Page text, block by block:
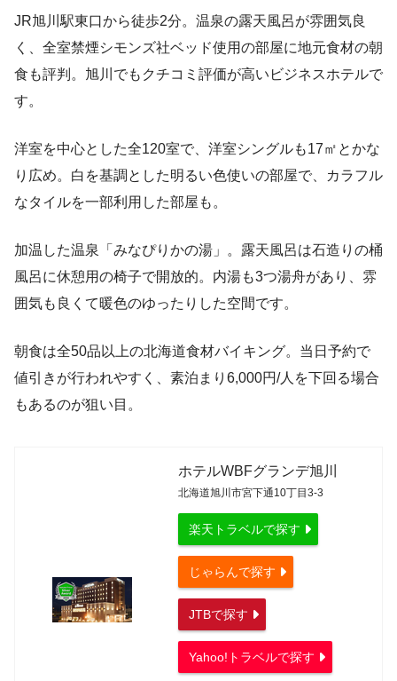
JR旭川駅東口から徒歩2分。温泉の露天風呂が雰囲気良
く、全室禁煙シモンズ社ベッド使用の部屋に地元食材の朝
食も評判。旭川でもクチコミ評価が高いビジネスホテルで
す。
洋室を中心とした全120室で、洋室シングルも17㎡とかな
り広め。白を基調とした明るい色使いの部屋で、カラフル
なタイルを一部利用した部屋も。
加温した温泉「みなぴりかの湯」。露天風呂は石造りの桶
風呂に休憩用の椅子で開放的。内湯も3つ湯舟があり、雰
囲気も良くて暖色のゆったりした空間です。
朝食は全50品以上の北海道食材バイキング。当日予約で
値引きが行われやすく、素泊まり6,000円/人を下回る場合
もあるのが狙い目。
ホテルWBFグランデ旭川
北海道旭川市宮下通10丁目3-3
楽天トラベルで探す
じゃらんで探す
JTBで探す
Yahoo!トラベルで探す